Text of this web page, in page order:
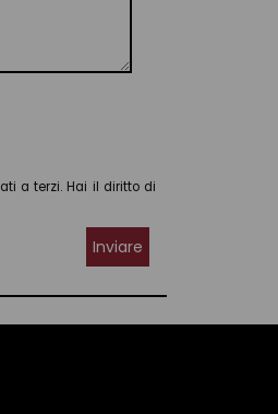
a terzi. Hai il diritto di
Inviare